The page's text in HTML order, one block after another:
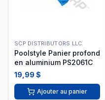
SCP DISTRIBUTORS LLC
Poolstyle Panier profond
en aluminium PS2061C
19,99 $
Ajouter au panier